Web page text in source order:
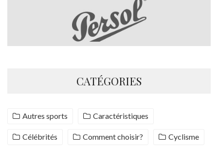
CATÉGORIES
Autres sports Caractéristiques
Célébrités Comment choisir? Cyclisme